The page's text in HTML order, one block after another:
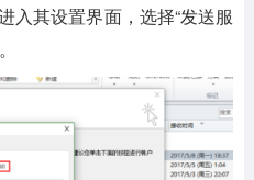
入其设置界面，选择“发送服